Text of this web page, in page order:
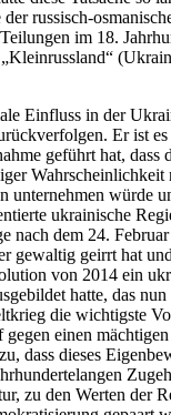
russisch-
im 18.
Einfluss in der
Er ist
geführt hat, dass
Wahrscheinlichkeit
unternehmen würde
ukrainische
nach dem 24.
gewaltig geirrt hat
von 2014 ein
hatte, das
die wichtigste
einen
dass dieses
zu den Werten der